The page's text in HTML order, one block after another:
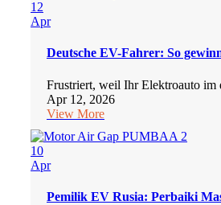
12
Apr
Deutsche EV-Fahrer: So
Frustriert, weil Ihr Elektroauto im
Apr 12, 2026
View More
10
Apr
Pemilik EV Rusia: Perbaiki